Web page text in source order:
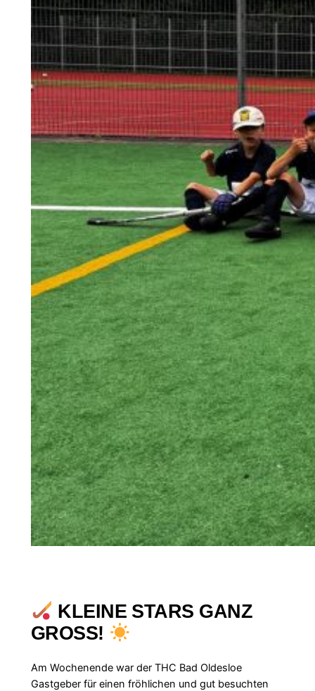
KLEINE STARS GANZ
GROSS!
Am Wochenende war der THC Bad Oldesloe
Gastgeber für einen fröhlichen und gut besuchten